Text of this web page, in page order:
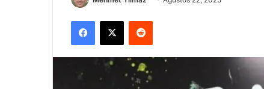
Facebook
X Reddit